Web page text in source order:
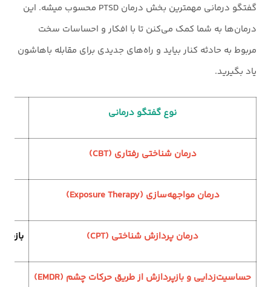
گفتگو درمانی مهمترین بخش درمان PTSD محسوب میشه. این
درمان‌ها به شما کمک می‌کنن تا با افکار و احساسات سخت
مربوط به حادثه کنار بیاید و راه‌های جدیدی برای مقابله باهاشون
یاد بگیرید.
نوع گفتگو درمانی
درمان شناختی رفتاری (CBT)
درمان مواجهه‌سازی (Exposure Therapy)
درمان پردازش شناختی (CPT)
حساسیت‌زدایی و بازپردازش از طریق حرکات چشم (EMDR)